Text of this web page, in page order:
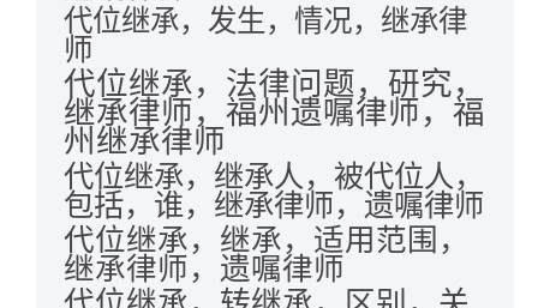
代位继承，发生，情况，继承律
师
代位继承，法律问题，研究，
继承律师，福州遗嘱律师，福
州继承律师
代位继承，继承人，被代位人，
包括，谁，继承律师，遗嘱律师
代位继承，继承，适用范围，
继承律师，遗嘱律师